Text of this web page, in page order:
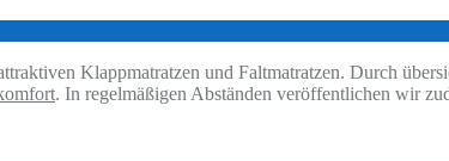
Klappmatratzen und Faltmatratzen. Durch
. In regelmäßigen Abständen veröffentlichen wir